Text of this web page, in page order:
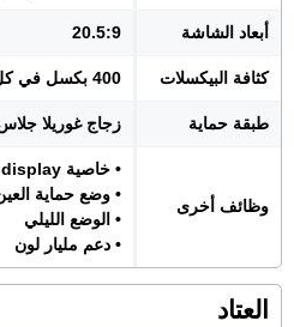
أبعاد الشاشة 20.5:9
كثافة البيكسلات 400 بكسل في كل إنش
طبقة حماية زجاج غوريلا
وظائف أخرى
• خاصية Always-on display
• وضع حماية
• الوضع الليلي
• دعم مليار لون
العتاد